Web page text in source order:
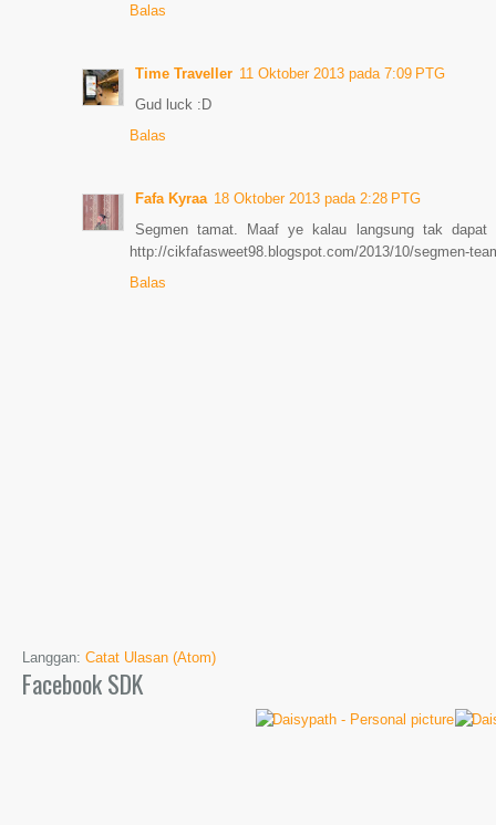
Balas
Time Traveller 11 Oktober 2013 pada 7:09 PTG
Gud luck :D
Balas
Fafa Kyraa 18 Oktober 2013 pada 2:28 PTG
Segmen tamat. Maaf ye kalau langsung tak
http://cikfafasweet98.blogspot.com/2013/10/segmen-
Balas
Langgan: Catat Ulasan (Atom)
Facebook SDK